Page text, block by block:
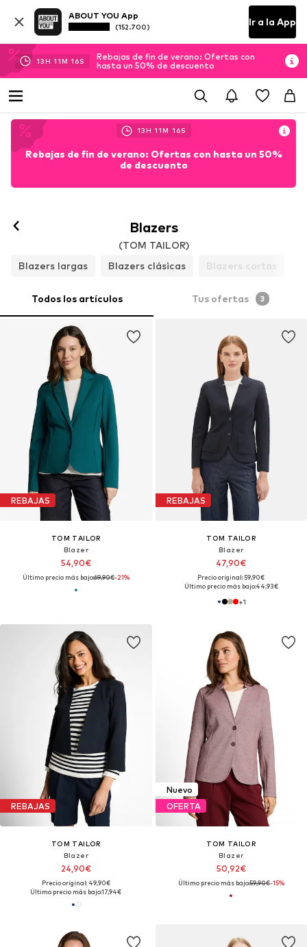
ABOUT YOU App
(152.700) Ir a la App
13H 11M 13S
Rebajas de fin de verano: Ofertas con
hasta un 50% de descuento
13H 11M 13S
Rebajas de fin de verano: Ofertas con hasta un 50%
de descuento
Blazers
(TOM TAILOR)
Blazers largas
Blazers clásicas Blazers cortas
Todos los artículos Tus ofertas 3
REBAJAS
TOM TAILOR
Blazer
54,90€
Último precio más bajo:69,90€-21%
REBAJAS
TOM TAILOR
Blazer
47,90€
Precio original: 59,90€
Último precio más bajo:44,93€
+1
REBAJAS
TOM TAILOR
Blazer
24,90€
Precio original: 49,90€
Último precio más bajo:17,94€
Nuevo
OFERTA
TOM TAILOR
Blazer
50,92€
Último precio más bajo:59,90€-15%